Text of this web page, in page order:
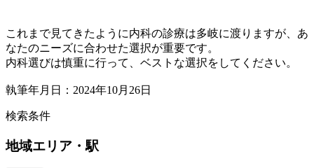
これまで見てきたように内科の診療は多岐に渡りますが、あ
なたのニーズに合わせた選択が重要です。
内科選びは慎重に行って、ベストな選択をしてください。
執筆年月日：2024年10月26日
検索条件
地域エリア・駅